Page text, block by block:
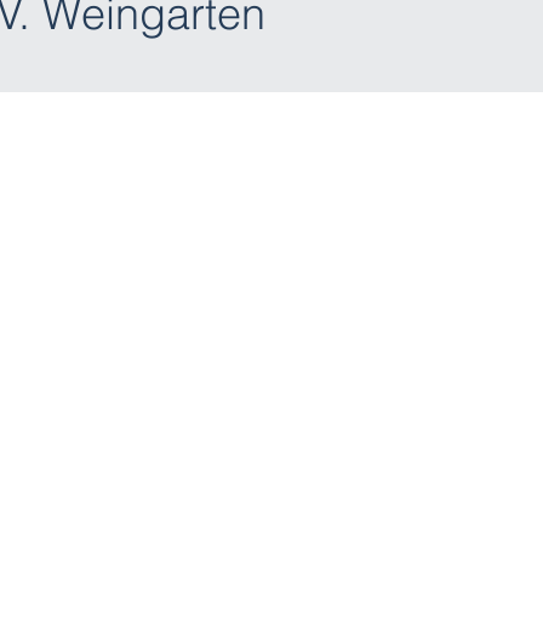
Weingarten